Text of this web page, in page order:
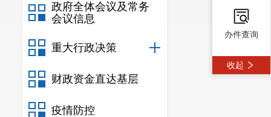
政府全体会议及常务
会议信息
重大行政决策
财政资金直达基层
疫情防控
办件查询
收起